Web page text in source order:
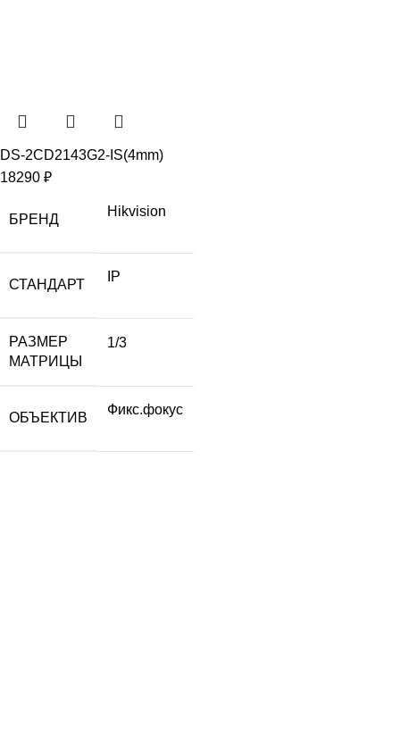
DS-2CD2143G2-IS(4mm)
18290 ₽
БРЕНД
Hikvision
СТАНДАРТ
IP
РАЗМЕР
МАТРИЦЫ
1/3
ОБЪЕКТИВ
Фикс.фокус